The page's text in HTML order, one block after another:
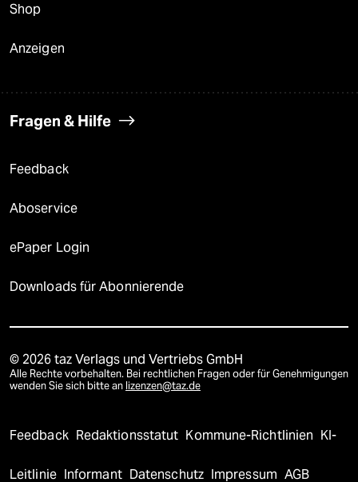
Shop
Anzeigen
Fragen & Hilfe
Feedback
Aboservice
ePaper Login
Downloads für Abonnierende
© 2026 taz Verlags und Vertriebs GmbH
Alle Rechte vorbehalten. Bei rechtlichen Fragen oder für Genehmigungen
wenden Sie sich bitte an lizenzen@taz.de
Feedback Redaktionsstatut Kommune-Richtlinien KI-
Leitlinie Informant Datenschutz Impressum AGB